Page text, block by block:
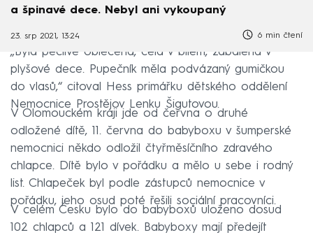
a špinavé dece. Nebyl ani vykoupaný
23. srp 2021, 13:24 6 min čtení
„Byla pečlivě oblečená, celá v bílém, zabalená v
plyšové dece. Pupečník měla podvázaný gumičkou
do vlasů,“ citoval Hess primářku dětského oddělení
Nemocnice Prostějov Lenku Šigutovou.
V Olomouckém kraji jde od června o druhé
odložené dítě, 11. června do babyboxu v šumperské
nemocnici někdo odložil čtyřměsíčního zdravého
chlapce. Dítě bylo v pořádku a mělo u sebe i rodný
list. Chlapeček byl podle zástupců nemocnice v
pořádku, jeho osud poté řešili sociální pracovníci.
V celém Česku bylo do babyboxů uloženo dosud
102 chlapců a 121 dívek. Babyboxy mají předejít